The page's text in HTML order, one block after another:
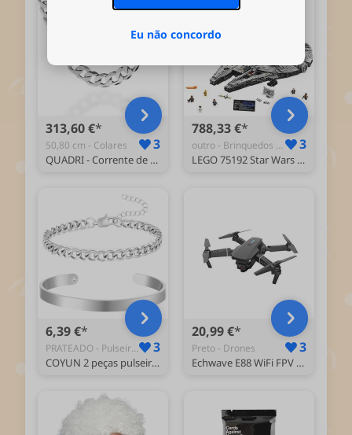
313,60 €
50,80 cm - Colares 3
QUADRI - Corrente de prata de elos cubanos de 10 mm ou 12 mm - colar de prata de lei 925 comprimento 46 | 52 | 56 | 61|66|76 | cm - Para homem e mulher - Made in Italy.., prata esterlina
788,33 €
outro - Brinquedos de Construção 3
LEGO 75192 Star Wars Millennium Falcon, Maquete para construção
6,39 €
PRATEADO - Pulseiras 3
COYUN 2 peças pulseira homem pulseiras homem pulseiras para homens aço inoxidável empilhável pulseiras prata para homens meninos bracelete cubana corrente de ligações pulseiras presentes para pai
20,99 €
Preto - Drones 3
Echwave E88 WiFi FPV Drone com grande ângulo 4K HD câmara dupla dobrável retenção de altura RC Quadcopter drone avançado preto
Eu não concordo